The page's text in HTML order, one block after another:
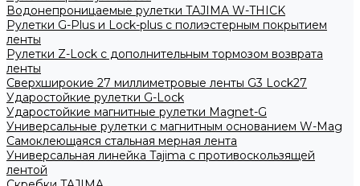
Водонепроницаемые рулетки TAJIMA W-THICK
Рулетки G-Plus и Lock-plus с полиэстерным покрытием
ленты
Рулетки Z-Lock с дополнительным тормозом возврата
ленты
Сверхширокие 27 миллиметровые ленты G3 Lock27
Ударостойкие рулетки G-Lock
Ударостойкие магнитные рулетки Magnet-G
Универсальные рулетки с магнитным основанием W-Mag
Самоклеющаяся стальная мерная лента
Универсальная линейка Tajima с противоскользящей
лентой